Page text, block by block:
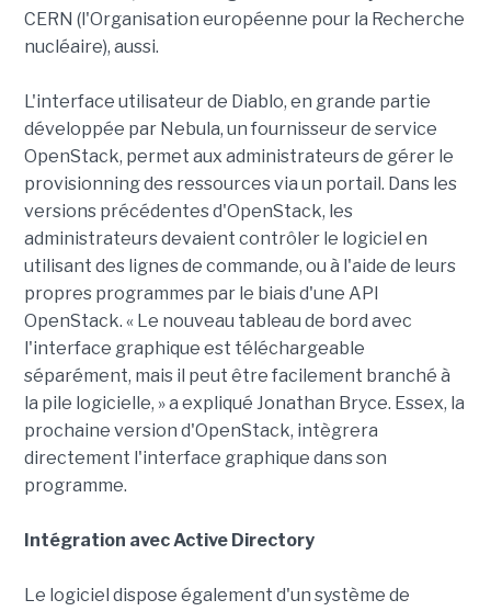
CERN (l'Organisation européenne pour la Recherche
nucléaire), aussi.
L'interface utilisateur de Diablo, en grande partie
développée par Nebula, un fournisseur de service
OpenStack, permet aux administrateurs de gérer le
provisionning des ressources via un portail. Dans les
versions précédentes d'OpenStack, les
administrateurs devaient contrôler le logiciel en
utilisant des lignes de commande, ou à l'aide de leurs
propres programmes par le biais d'une API
OpenStack. « Le nouveau tableau de bord avec
l'interface graphique est téléchargeable
séparément, mais il peut être facilement branché à
la pile logicielle, » a expliqué Jonathan Bryce. Essex, la
prochaine version d'OpenStack, intègrera
directement l'interface graphique dans son
programme.
Intégration avec Active Directory
Le logiciel dispose également d'un système de